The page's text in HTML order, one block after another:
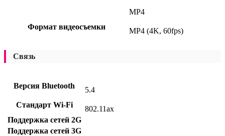
MP4
Формат видеосъемки
MP4 (4K, 60fps)
Связь
Версия Bluetooth
5.4
Стандарт Wi-Fi
802.11ax
Поддержка сетей 2G
Поддержка сетей 3G